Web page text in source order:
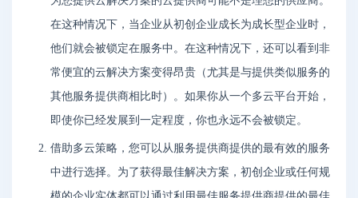
在这种情况下，当企业从初创企业成长为成长型企业时，
他们就会被锁定在服务中。在这种情况下，还可以看到非
常便宜的云解决方案变得昂贵（尤其是与提供类似服务的
其他服务提供商相比时）。如果你从一个多云平台开始，
即使你已经发展到一定程度，你也永远不会被锁定。
借助多云策略，您可以从服务提供商提供的最有效的服务
中进行选择。为了获得最佳解决方案，初创企业或任何规